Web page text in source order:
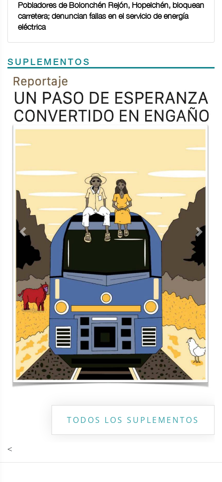
Pobladores de Bolonchén Rejón, Hopelchén, bloquean
carretera; denuncian fallas en el servicio de energía
eléctrica
SUPLEMENTOS
Previous Next
TODOS LOS SUPLEMENTOS
<